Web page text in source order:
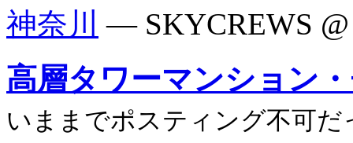
神奈川 — SKYCREWS @
高層タワーマンション
いままでポスティング不可